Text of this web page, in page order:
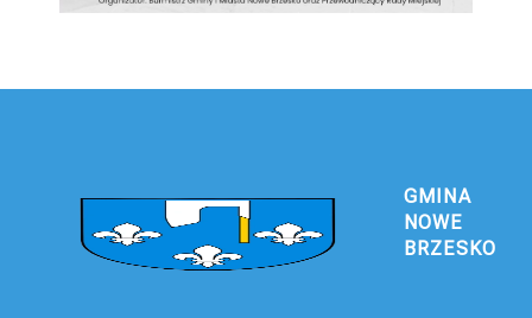
GMINA
NOWE
BRZESKO